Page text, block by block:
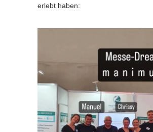
erlebt haben: